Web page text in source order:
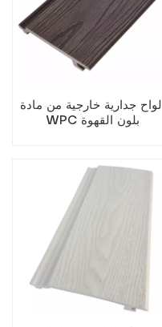
ألواح جدارية خارجية من مادة
WPC بلون القهوة